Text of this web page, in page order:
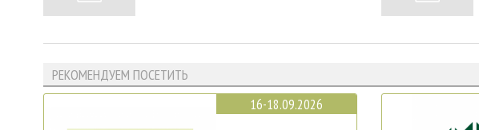
РЕКОМЕНДУЕМ ПОСЕТИТЬ
16-18.09.2026